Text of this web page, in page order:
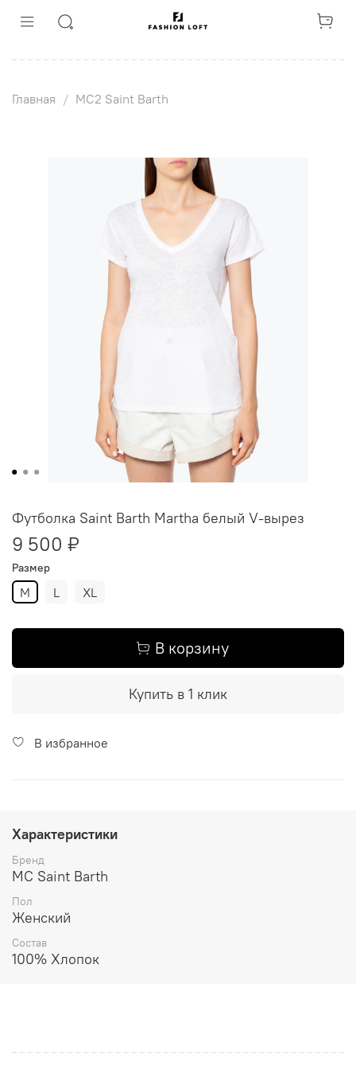
Главная MC2 Saint Barth
Футболка Saint Barth Martha белый V-вырез
9 500 ₽
Размер
M L XL
В корзину
Купить в 1 клик
В избранное
Характеристики
Бренд
MC Saint Barth
Пол
Женский
Состав
100% Хлопок